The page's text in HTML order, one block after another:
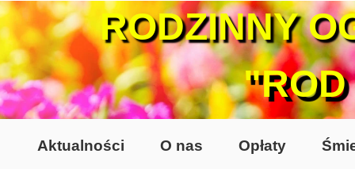
Aktualności O nas Opłaty
RODZINNY